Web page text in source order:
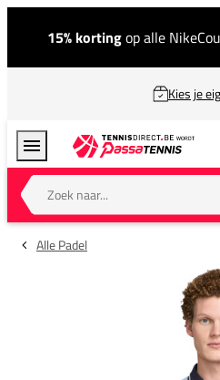
15% kortingop alle
Kies je
Zoek naar...
Alle Padel